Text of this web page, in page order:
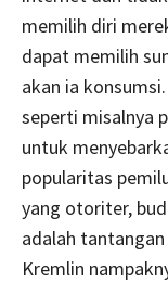
memilih diri
dapat memilih
akan ia
seperti misalnya
untuk
popularitas
yang otoriter,
adalah
Kremlin